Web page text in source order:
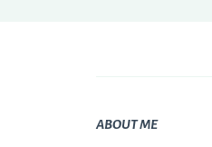
ABOUT ME